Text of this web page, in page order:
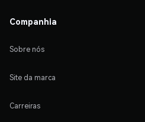
Companhia
Sobre nós
Site da marca
Carreiras